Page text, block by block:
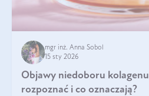
mgr inż. Anna Sobol
15 sty 2026
Objawy niedoboru
rozpoznać i co oznaczają?